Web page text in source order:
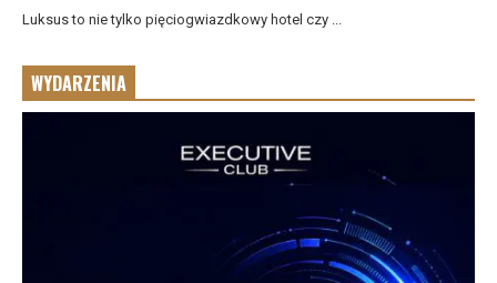
Luksus to nie tylko pięciogwiazdkowy hotel czy ...
WYDARZENIA